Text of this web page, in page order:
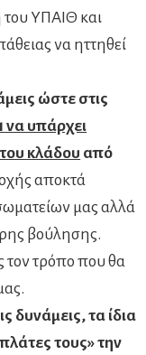
ΥΠΑΙΘ και
να ηττηθεί
ώστε στις
να υπάρχει
κλάδου από
αποκτά
μας αλλά
βούλησης.
τον τρόπο που θα
δυνάμεις, τα ίδια
τους» την